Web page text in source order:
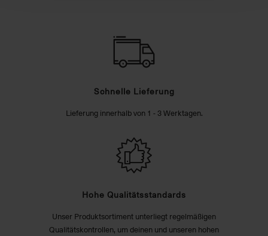
Schnelle Lieferung
Lieferung innerhalb von 1 - 3 Werktagen.
Hohe Qualitätsstandards
Unser Produktsortiment unterliegt regelmäßigen
Qualitätskontrollen, um deinen und unseren hohen